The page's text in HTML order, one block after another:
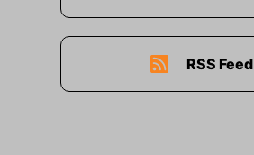
RSS Feed